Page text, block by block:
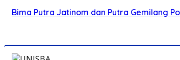
Bima Putra Jatinom dan Putra Gemilang